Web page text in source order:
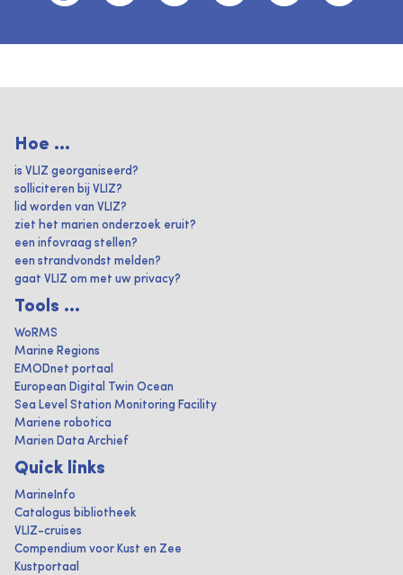
Hoe ...
is VLIZ georganiseerd?
solliciteren bij VLIZ?
lid worden van VLIZ?
ziet het marien onderzoek eruit?
een infovraag stellen?
een strandvondst melden?
gaat VLIZ om met uw privacy?
Tools ...
WoRMS
Marine Regions
EMODnet portaal
European Digital Twin Ocean
Sea Level Station Monitoring Facility
Mariene robotica
Marien Data Archief
Quick links
MarineInfo
Catalogus bibliotheek
VLIZ-cruises
Compendium voor Kust en Zee
Kustportaal